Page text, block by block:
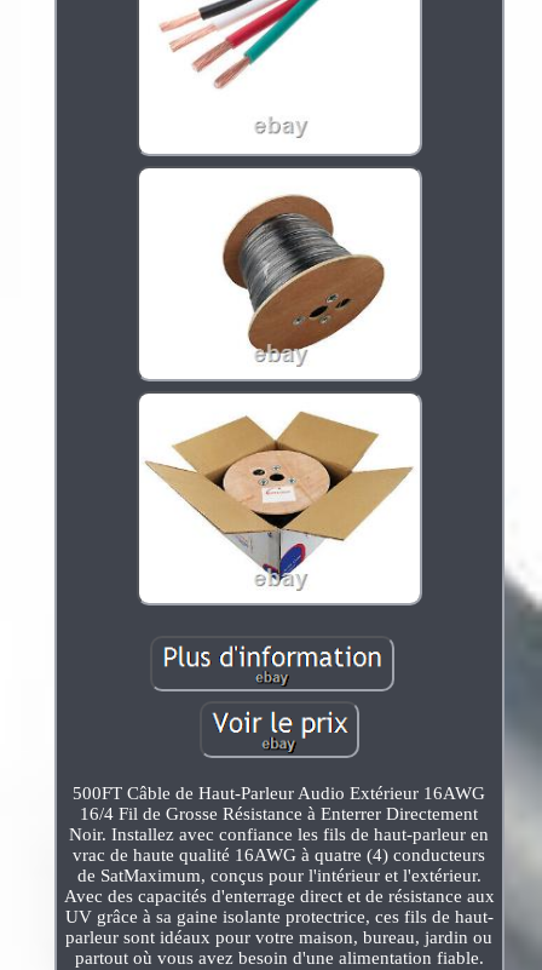
500FT Câble de Haut-Parleur Audio Extérieur 16AWG
16/4 Fil de Grosse Résistance à Enterrer Directement
Noir. Installez avec confiance les fils de haut-parleur en
vrac de haute qualité 16AWG à quatre (4) conducteurs
de SatMaximum, conçus pour l'intérieur et l'extérieur.
Avec des capacités d'enterrage direct et de résistance aux
UV grâce à sa gaine isolante protectrice, ces fils de haut-
parleur sont idéaux pour votre maison, bureau, jardin ou
partout où vous avez besoin d'une alimentation fiable.